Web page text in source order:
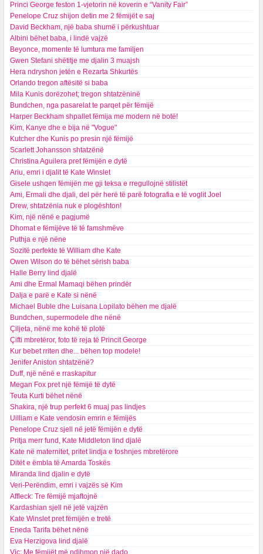
Princi George feston 1-vjetorin në koverin e “Vanity Fair”
Penelope Cruz shijon detin me 2 fëmijët e saj
David Beckham, një baba shumë i përkushtuar
Albini bëhet baba, i lindë vajzë
Beyonce, momente të lumtura me familjen
Gwen Stefani shëtitje me djalin 3 muajsh
Hera ndryshon jetën e Rezarta Shkurtës
Orlando tregon aftësitë si baba
Mila Kunis dorëzohet; tregon shtatzëninë
Bundchen, nga pasarelat te parqet për fëmijë
Harper Beckham shpallet fëmija me modern në botë!
Kim, Kanye dhe e bija në "Vogue"
Kutcher dhe Kunis po presin një fëmijë
Scarlett Johansson shtatzënë
Christina Aguilera pret fëmijën e dytë
Ariu, emri i djalit të Kate Winslet
Gisele ushqen fëmijën me gji teksa e rregullojnë stilistët
Ami, Ermali dhe djali, del për herë të parë fotografia e të voglit Joel
Drew, shtatzënia nuk e plogështon!
Kim, një nënë e pagjumë
Dhomat e fëmijëve të të famshmëve
Puthja e një nëne
Sozitë perfekte të William dhe Kate
Owen Wilson do të bëhet sërish baba
Halle Berry lind djalë
Ami dhe Ermal Mamaqi bëhen prindër
Dalja e parë e Kate si nënë
Michael Buble dhe Luisana Lopilato bëhen me djalë
Bundchen, supermodele dhe nënë
Çiljeta, nënë me kohë të plotë
Çifti mbretëror, foto të reja të Princit George
Kur bebet rriten dhe... bëhen top modele!
Jenifer Aniston shtatzënë?
Duff, një nënë e rraskapitur
Megan Fox pret një fëmijë të dytë
Teuta Kurti bëhet nënë
Shakira, një trup perfekt 6 muaj pas lindjes
Uilliam e Kate vendosin emrin e fëmijës
Penelope Cruz sjell në jetë fëmijën e dytë
Pritja merr fund, Kate Middleton lind djalë
Kate në maternitet, pritet lindja e foshnjes mbretërore
Ditët e ëmbla të Amarda Toskës
Miranda lind djalin e dytë
Veri-Perëndim, emri i vajzës së Kim
Affleck: Tre fëmijë mjaftojnë
Kardashian sjell në jetë vajzën
Kate Winslet pret fëmijën e tretë
Eneda Tarifa bëhet nënë
Eva Herzigova lind djalë
Vic: Me fëmijët më ndihmon një dado